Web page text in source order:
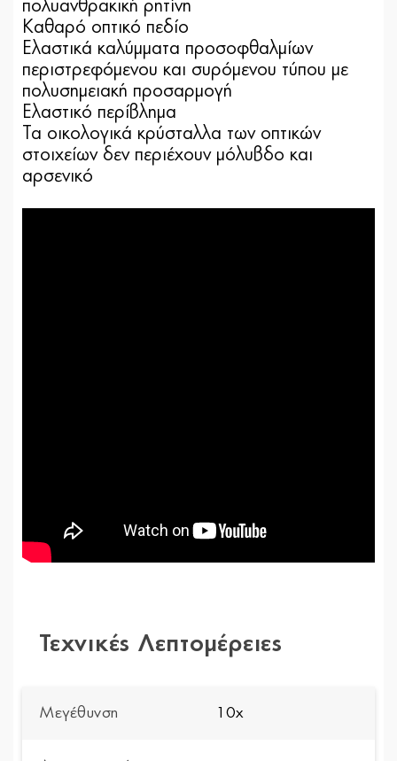
πολυανθρακική ρητίνη
Καθαρό οπτικό πεδίο
Ελαστικά καλύμματα προσοφθαλμίων
περιστρεφόμενου και συρόμενου τύπου με
πολυσημειακή προσαρμογή
Ελαστικό περίβλημα
Τα οικολογικά κρύσταλλα των οπτικών
στοιχείων δεν περιέχουν μόλυβδο και
αρσενικό
Τεχνικές Λεπτομέρειες
Μεγέθυνση 10x